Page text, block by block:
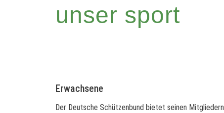
unser sport
Erwachsene
Der Deutsche Schützenbund bietet seinen Mitgliedern